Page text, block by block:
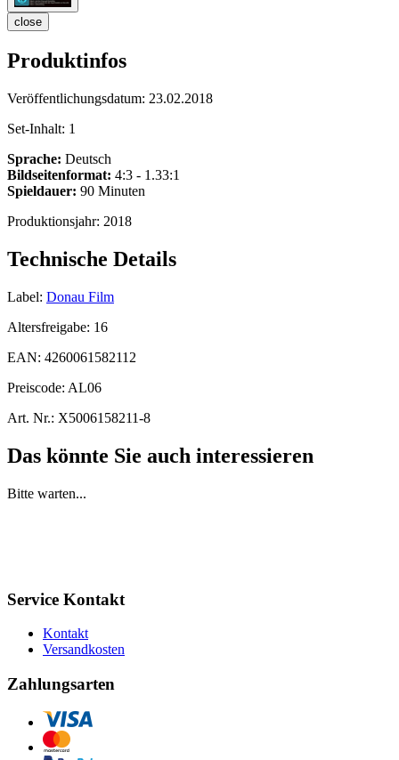
close
Produktinfos
Veröffentlichungsdatum: 23.02.2018
Set-Inhalt: 1
Sprache: Deutsch
Bildseitenformat: 4:3 - 1.33:1
Spieldauer: 90 Minuten
Produktionsjahr: 2018
Technische Details
Label: Donau Film
Altersfreigabe: 16
EAN: 4260061582112
Preiscode: AL06
Art. Nr.: X5006158211-8
Das könnte Sie auch interessieren
Bitte warten...
Service Kontakt
Kontakt
Versandkosten
Zahlungsarten